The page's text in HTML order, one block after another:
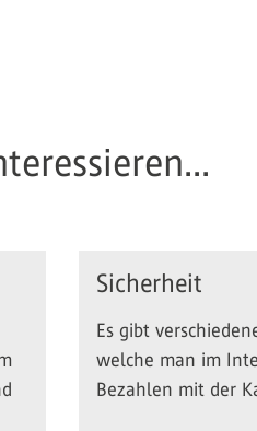
Sicherheit
Es gibt
welche man im
Bezahlen mit der